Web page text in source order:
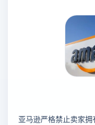
亚马逊严格禁止卖家